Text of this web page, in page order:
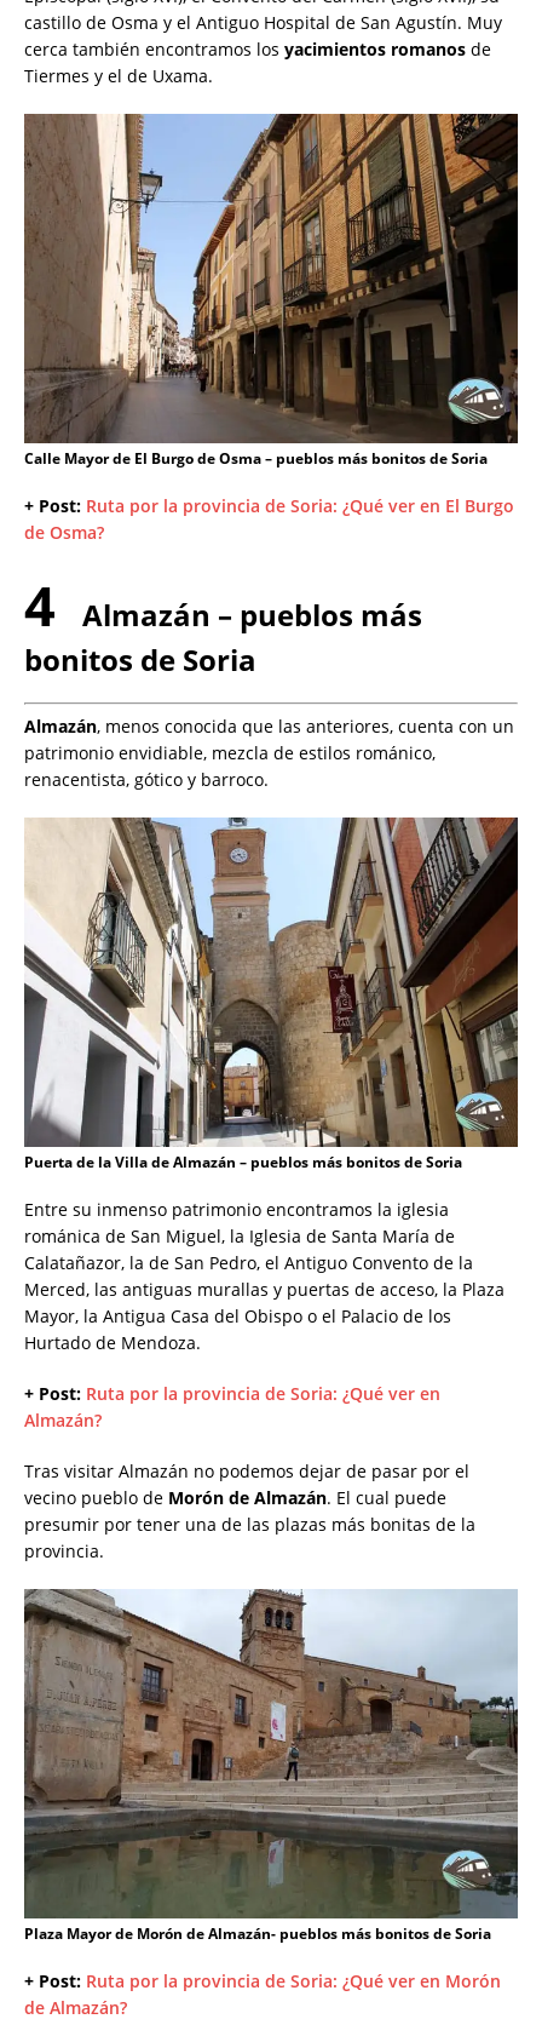
castillo de Osma y el Antiguo Hospital de San Agustín. Muy
cerca también encontramos los yacimientos romanos de
Tiermes y el de Uxama.
Calle Mayor de El Burgo de Osma – pueblos más bonitos de Soria
+ Post: Ruta por la provincia de Soria: ¿Qué ver en El Burgo
de Osma?
4
Almazán – pueblos más
bonitos de Soria
Almazán, menos conocida que las anteriores, cuenta con un
patrimonio envidiable, mezcla de estilos románico,
renacentista, gótico y barroco.
Puerta de la Villa de Almazán – pueblos más bonitos de Soria
Entre su inmenso patrimonio encontramos la iglesia
románica de San Miguel, la Iglesia de Santa María de
Calatañazor, la de San Pedro, el Antiguo Convento de la
Merced, las antiguas murallas y puertas de acceso, la Plaza
Mayor, la Antigua Casa del Obispo o el Palacio de los
Hurtado de Mendoza.
+ Post: Ruta por la provincia de Soria: ¿Qué ver en
Almazán?
Tras visitar Almazán no podemos dejar de pasar por el
vecino pueblo de Morón de Almazán. El cual puede
presumir por tener una de las plazas más bonitas de la
provincia.
Plaza Mayor de Morón de Almazán- pueblos más bonitos de Soria
+ Post: Ruta por la provincia de Soria: ¿Qué ver en Morón
de Almazán?